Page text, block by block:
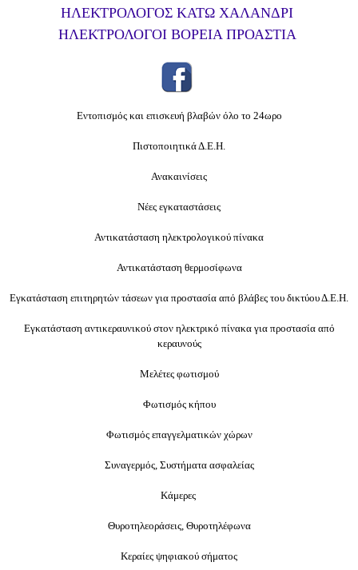
ΗΛΕΚΤΡΟΛΟΓΟΣ ΚΑΤΩ ΧΑΛΑΝΔΡΙ
ΗΛΕΚΤΡΟΛΟΓΟΙ ΒΟΡΕΙΑ ΠΡΟΑΣΤΙΑ
Εντοπισμός και επισκευή βλαβών όλο το 24ωρο
Πιστοποιητικά Δ.Ε.Η.
Ανακαινίσεις
Νέες εγκαταστάσεις
Αντικατάσταση ηλεκτρολογικού πίνακα
Αντικατάσταση θερμοσίφωνα
Εγκατάσταση επιτηρητών τάσεων για προστασία από βλάβες του δικτύου Δ.Ε.Η.
Εγκατάσταση αντικεραυνικού στον ηλεκτρικό πίνακα για προστασία από
κεραυνούς
Μελέτες φωτισμού
Φωτισμός κήπου
Φωτισμός επαγγελματικών χώρων
Συναγερμός, Συστήματα ασφαλείας
Κάμερες
Θυροτηλεοράσεις, Θυροτηλέφωνα
Κεραίες ψηφιακού σήματος